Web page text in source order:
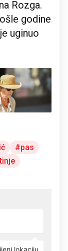
Rozga.
godine
uginuo
pas